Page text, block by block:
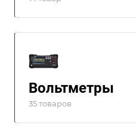
Вольтметры
35 товаров